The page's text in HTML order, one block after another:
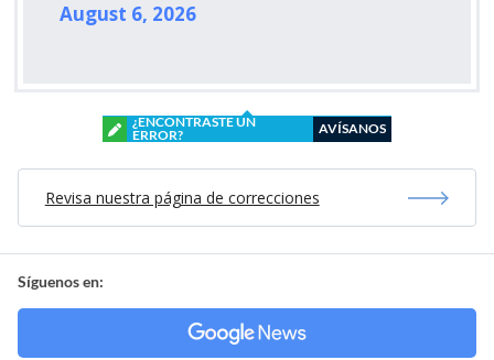
August 6, 2026
¿ENCONTRASTE UN
ERROR?
AVÍSANOS
Revisa nuestra página de correcciones
Síguenos en: